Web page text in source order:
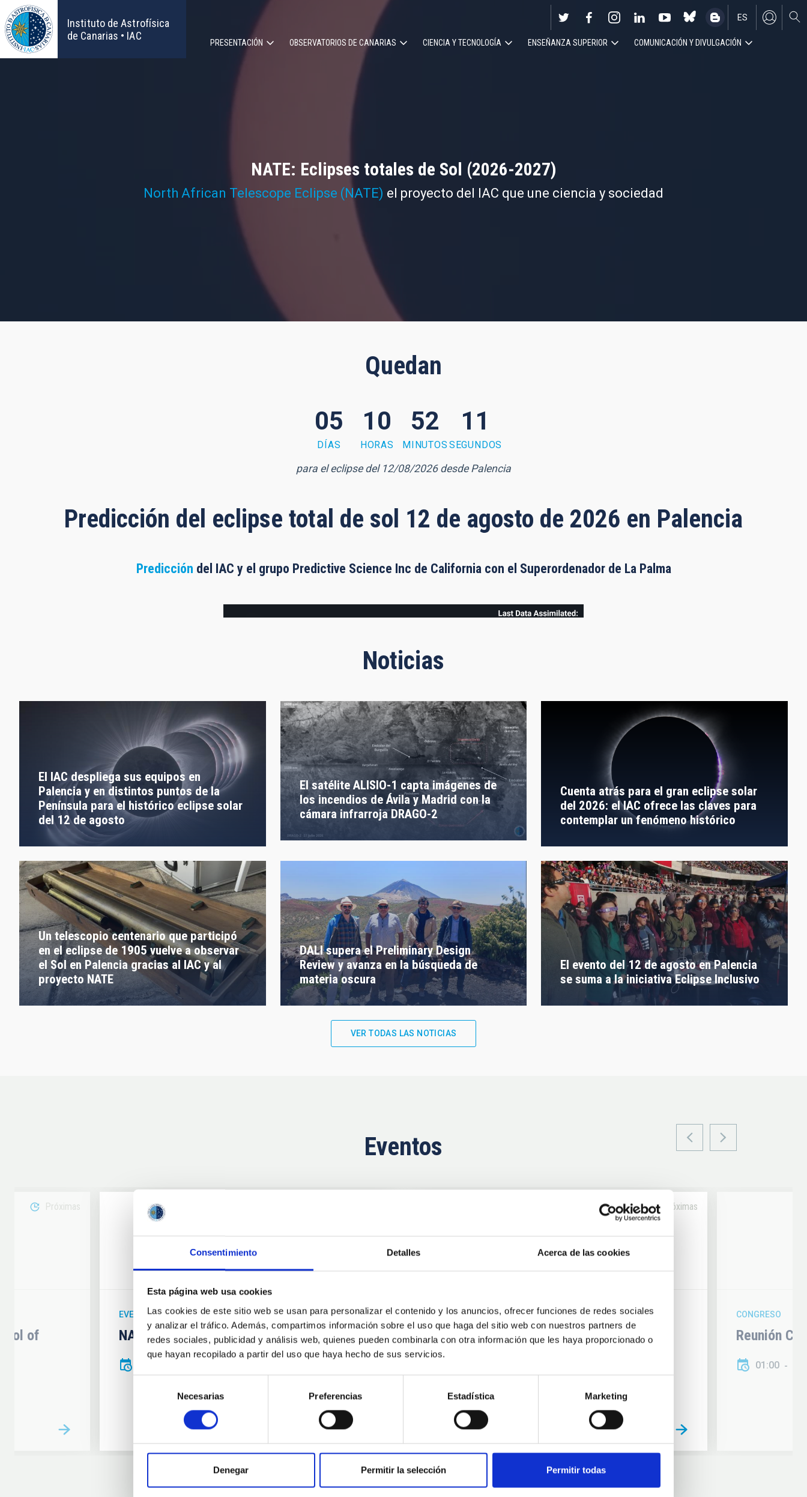
Consentimiento Detalles Acerca de las cookies
Esta página web usa cookies
Las cookies de este sitio web se usan para personalizar el contenido y los anuncios, ofrecer funciones de redes sociales
y analizar el tráfico. Además, compartimos información sobre el uso que haga del sitio web con nuestros partners de
redes sociales, publicidad y análisis web, quienes pueden combinarla con otra información que les haya proporcionado o
que hayan recopilado a partir del uso que haya hecho de sus servicios.
consentimiento
Necesarias Preferencias Estadística Marketing
Denegar Permitir la selección Permitir todas
Pasar
al
contenido
principal
Instituto de Astrofísica
de Canarias • IAC
EN
ES
Navegación
PRESENTACIÓN OBSERVATORIOS DE CANARIAS CIENCIA Y TECNOLOGÍA ENSEÑANZA SUPERIOR COMUNICACIÓN Y DIVULGACIÓN
NATE: Eclipses totales de Sol (2026-2027)
North African Telescope Eclipse (NATE) el proyecto del IAC que une ciencia y sociedad
Quedan
05
DÍAS
10
HORAS
52
MINUTOS
10
SEGUNDOS
para el eclipse del 12/08/2026 desde Palencia
Predicción del eclipse total de sol 12 de agosto de 2026 en Palencia
Predicción del IAC y el grupo Predictive Science Inc de California con el Superordenador de La Palma
Noticias
El IAC despliega sus equipos en
Palencia y en distintos puntos de la
Península para el histórico eclipse solar
del 12 de agosto
El satélite ALISIO-1 capta imágenes de
los incendios de Ávila y Madrid con la
cámara infrarroja DRAGO-2
Cuenta atrás para el gran eclipse solar
del 2026: el IAC ofrece las claves para
contemplar un fenómeno histórico
Un telescopio centenario que participó
en el eclipse de 1905 vuelve a observar
el Sol en Palencia gracias al IAC y al
proyecto NATE
DALI supera el Preliminary Design
Review y avanza en la búsqueda de
materia oscura
El evento del 12 de agosto en Palencia
se suma a la iniciativa Eclipse Inclusivo
VER TODAS LAS NOTICIAS
Eventos
Próximas
of
08
AUG 26
11
AUG 26
EVENTO ASTRONÓMICO
NATE en Palencia - Eclipse Agosto 2026
10 14
Próximas
CONGRESO
Substellar Astrophysics 2026
CONGRESO
Reunión
01:00